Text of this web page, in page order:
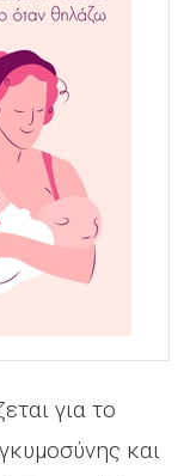
για το
και